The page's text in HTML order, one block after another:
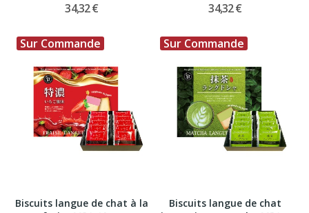
34,32 € 34,32 €
Sur Commande
Biscuits langue de chat à la
Sur Commande
Biscuits langue de chat